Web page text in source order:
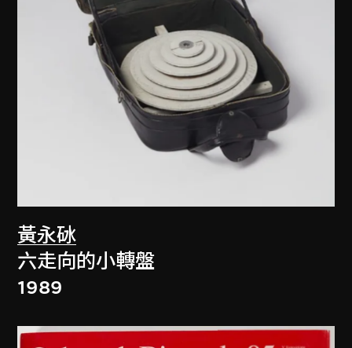
黃永砅
六走向的小轉盤
1989